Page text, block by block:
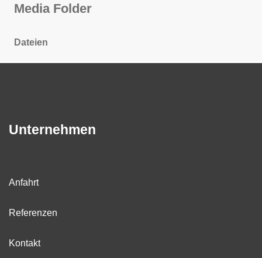
Media Folder
Dateien
Unternehmen
Anfahrt
Referenzen
Kontakt